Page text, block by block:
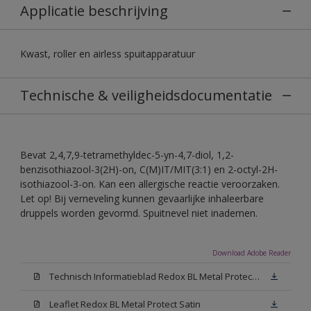
Applicatie beschrijving
Kwast, roller en airless spuitapparatuur
Technische & veiligheidsdocumentatie
Bevat 2,4,7,9-tetramethyldec-5-yn-4,7-diol, 1,2-
benzisothiazool-3(2H)-on, C(M)IT/MIT(3:1) en 2-octyl-2H-
isothiazool-3-on. Kan een allergische reactie veroorzaken.
Let op! Bij verneveling kunnen gevaarlijke inhaleerbare
druppels worden gevormd. Spuitnevel niet inademen.
Download Adobe Reader
Technisch Informatieblad Redox BL Metal Protect (PDF)
Leaflet Redox BL Metal Protect Satin